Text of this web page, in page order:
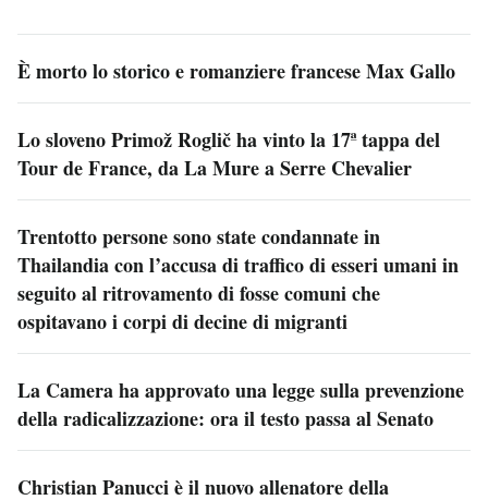
È morto lo storico e romanziere francese Max Gallo
Lo sloveno Primož Roglič ha vinto la 17ª tappa del
Tour de France, da La Mure a Serre Chevalier
Trentotto persone sono state condannate in
Thailandia con l’accusa di traffico di esseri umani in
seguito al ritrovamento di fosse comuni che
ospitavano i corpi di decine di migranti
La Camera ha approvato una legge sulla prevenzione
della radicalizzazione: ora il testo passa al Senato
Christian Panucci è il nuovo allenatore della